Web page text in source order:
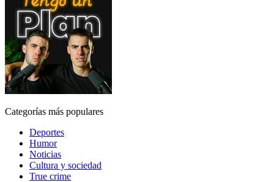
Categorías más populares
Deportes
Humor
Noticias
Cultura y sociedad
True crime